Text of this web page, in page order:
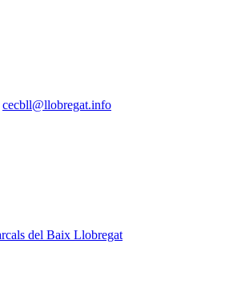
cecbll@llobregat.info